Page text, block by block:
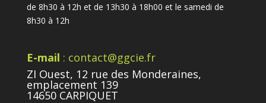
de 8h30 à 12h et de 13h30 à 18h00 et le samedi de
8h30 à 12h
E-mail : contact@ggcie.fr
ZI Ouest, 12 rue des Monderaines,
emplacement 139
14650 CARPIQUET